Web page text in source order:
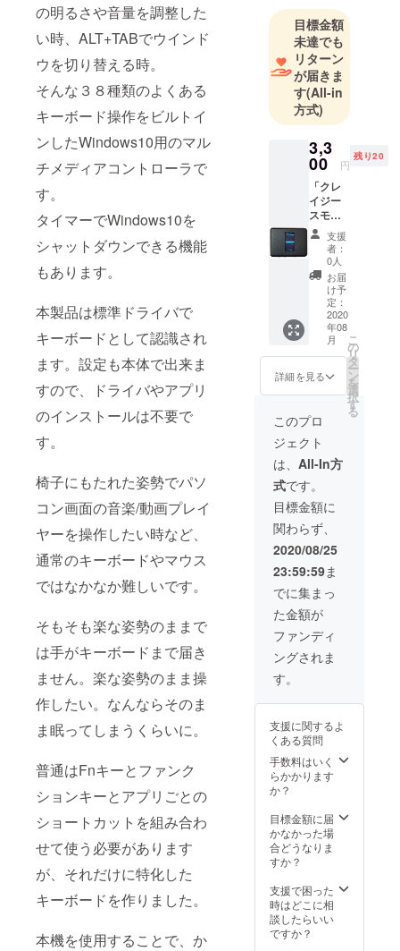
の明るさや音量を調整した
い時、ALT+TABでウインド
ウを切り替える時。
そんな３８種類のよくある
キーボード操作をビルトイ
ンしたWindows10用のマル
チメディアコントローラで
す。
タイマーでWindows10を
シャットダウンできる機能
もあります。
本製品は標準ドライバで
キーボードとして認識され
ます。設定も本体で出来ま
すので、ドライバやアプリ
のインストールは不要で
す。
椅子にもたれた姿勢でパソ
コン画面の音楽/動画プレイ
ヤーを操作したい時など、
通常のキーボードやマウス
ではなかなか難しいです。
そもそも楽な姿勢のままで
は手がキーボードまで届き
ません。楽な姿勢のまま操
作したい。なんならそのま
ま眠ってしまうくらいに。
普通はFnキーとファンク
ションキーとアプリごとの
ショートカットを組み合わ
せて使う必要があります
が、それだけに特化した
キーボードを作りました。
本機を使用することで、か
目標金額
未達でも
リターン
が届きま
す(All-in
方式)
3,3
00 円
残り20
「クレ
イジー
スモー
ルMM」
製品本
体＋日
本語取
説。
（USB
ケーブ
ルは付
属しま
せんI)
支援
者：
0人
お届
け予
定：
2020
年08
月
詳細を見る
こ
の
リ
タ
ー
ン
を
選
択
す
る
このプロ
ジェクト
は、 All-In方
式です。
目標金額に
関わらず、
2020/08/25
23:59:59ま
でに集まっ
た金額が
ファンディ
ングされま
す。
支援に関するよ
くある質問
手数料はいく
らかかります
か？
目標金額に届
かなかった場
合どうなりま
すか？
支援で困った
時はどこに相
談したらいい
ですか？